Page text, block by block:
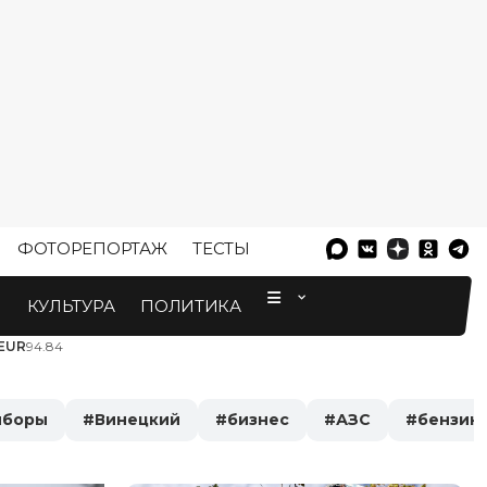
ФОТОРЕПОРТАЖ ТЕСТЫ
КУЛЬТУРА ПОЛИТИКА
94.84
#Винецкий #бизнес #АЗС #бензин